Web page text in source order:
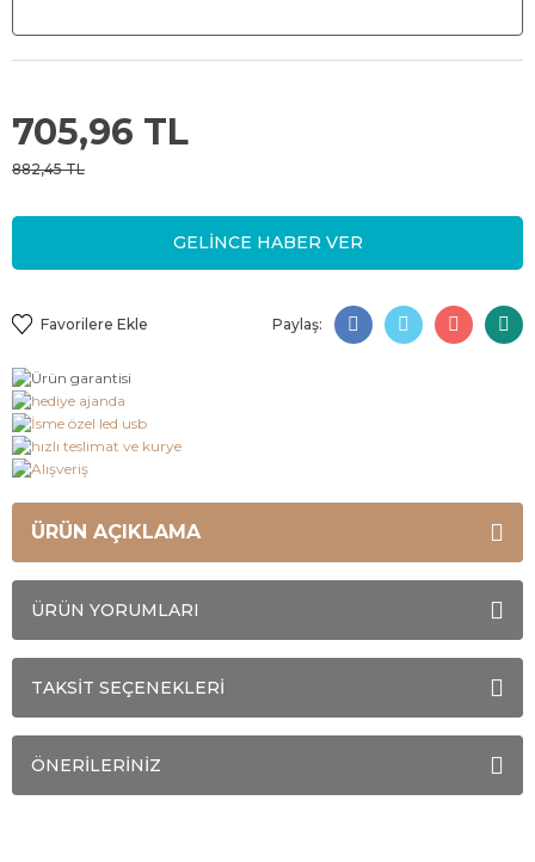
705,96 TL
882,45 TL
GELİNCE HABER VER
Paylaş:
ÜRÜN AÇIKLAMA
ÜRÜN YORUMLARI
TAKSİT SEÇENEKLERİ
ÖNERİLERİNİZ